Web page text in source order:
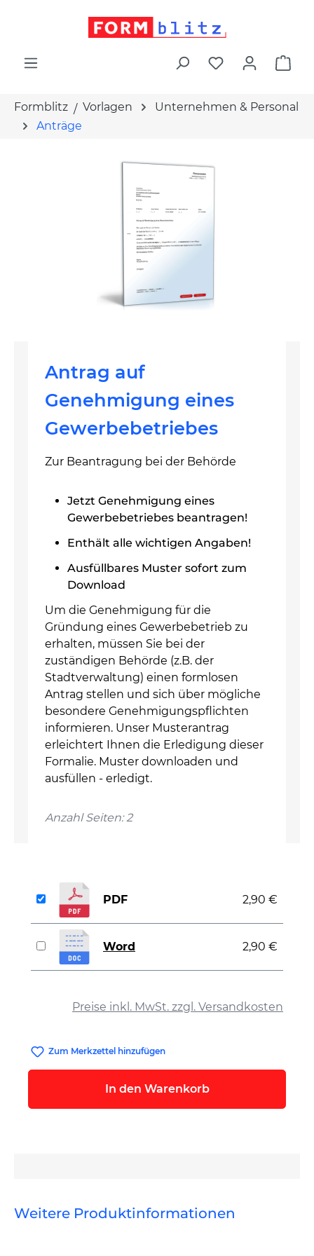
Formblitz Vorlagen
Unternehmen & Personal
Anträge
Antrag auf
Genehmigung eines
Gewerbebetriebes
Zur Beantragung bei der Behörde
Jetzt Genehmigung eines
Gewerbebetriebes beantragen!
Enthält alle wichtigen Angaben!
Ausfüllbares Muster sofort zum
Download
Um die Genehmigung für die
Gründung eines Gewerbebetrieb zu
erhalten, müssen Sie bei der
zuständigen Behörde (z.B. der
Stadtverwaltung) einen formlosen
Antrag stellen und sich über mögliche
besondere Genehmigungspflichten
informieren. Unser Musterantrag
erleichtert Ihnen die Erledigung dieser
Formalie. Muster downloaden und
ausfüllen - erledigt.
Anzahl Seiten: 2
Preise inkl. MwSt. zzgl. Versandkosten
PDF 2,90 €
Word 2,90 €
Zum Merkzettel hinzufügen
In den Warenkorb
Weitere Produktinformationen